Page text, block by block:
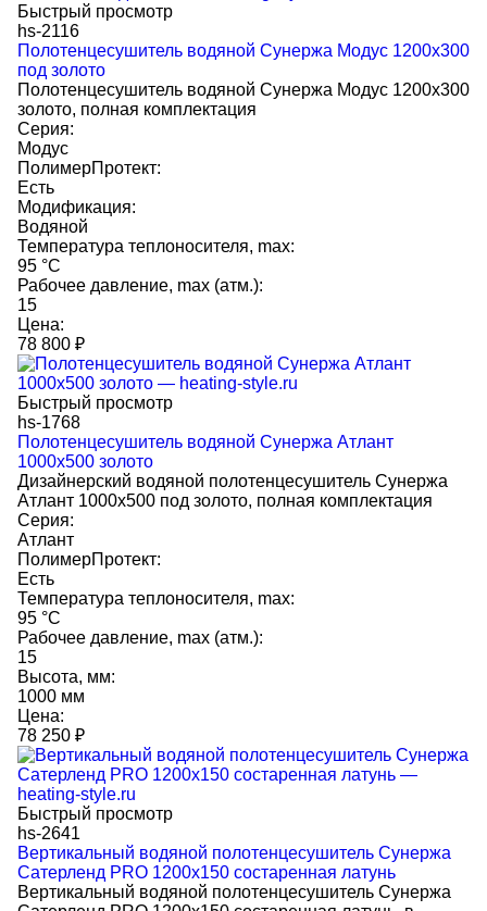
Быстрый просмотр
hs-2116
Полотенцесушитель водяной Сунержа Модус 1200х300
под золото
Полотенцесушитель водяной Сунержа Модус 1200х300
золото, полная комплектация
Серия:
Модус
ПолимерПротект:
Есть
Модификация:
Водяной
Температура теплоносителя, max:
95 °C
Рабочее давление, max (атм.):
15
Цена:
78 800 ₽
Быстрый просмотр
hs-1768
Полотенцесушитель водяной Сунержа Атлант
1000x500 золото
Дизайнерский водяной полотенцесушитель Сунержа
Атлант 1000x500 под золото, полная комплектация
Серия:
Атлант
ПолимерПротект:
Есть
Температура теплоносителя, max:
95 °C
Рабочее давление, max (атм.):
15
Высота, мм:
1000 мм
Цена:
78 250 ₽
Быстрый просмотр
hs-2641
Вертикальный водяной полотенцесушитель Сунержа
Сатерленд PRO 1200х150 состаренная латунь
Вертикальный водяной полотенцесушитель Сунержа